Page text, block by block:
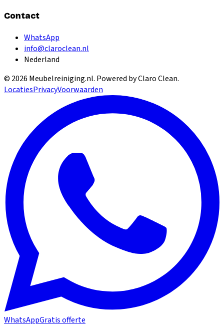
Contact
WhatsApp
info@claroclean.nl
Nederland
© 2026 Meubelreiniging.nl. Powered by Claro Clean.
LocatiesPrivacyVoorwaarden
WhatsAppGratis offerte